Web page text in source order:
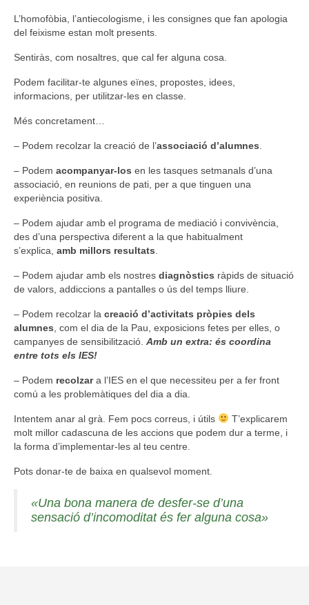
L’homofòbia, l’antiecologisme, i les consignes que fan apologia
del feixisme estan molt presents.
Sentiràs, com nosaltres, que cal fer alguna cosa.
Podem facilitar-te algunes eïnes, propostes, idees,
informacions, per utilitzar-les en classe.
Més concretament…
– Podem recolzar la creació de l’associació d’alumnes
– Podem acompanyar-los en les tasques setmanals d’una
associació, en reunions de pati, per a que tinguen una
experiència positiva.
– Podem ajudar amb el programa de mediació i convivència,
des d’una perspectiva diferent a la que habitualment
s’explica, amb millors resultats
– Podem ajudar amb els nostres diagnòstics ràpids de situació
de valors, addiccions a pantalles o ús del temps lliure.
– Podem recolzar la creació d’activitats pròpies dels
alumnes , com el dia de la Pau, exposicions fetes per elles, o
campanyes de sensibilització. Amb un extra: és coordina
entre tots els IES!
– Podem recolzara l’IES en el que necessiteu per a fer front
comú a les problemàtiques del dia a dia.
Intentem anar al grà. Fem pocs correus, i útils
T’explicarem
molt millor cadascuna de les accions que podem dur a terme, i
la forma d’implementar-les al teu centre.
Pots donar-te de baixa en qualsevol moment.
«Una bona manera de desfer-se d’una
sensació d’incomoditat és fer alguna cosa»